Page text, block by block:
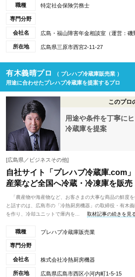
職種 特定社会保険労務士
専門分野
会社名 広島・福山障害年金相談室（運営：磯
所在地 広島県三原市西宮2-11-27
有木義晴プロ
（ プレハブ冷蔵庫販売業 ）
用途に合わせたプレハブ冷蔵庫を提案するプロ
このプロ
用途や条件を丁寧に
冷蔵庫を提案
[広島県／ビジネスその他]
自社サイト「プレハブ冷蔵庫.com
産業など全国へ冷蔵・冷凍庫を販売
「農産物や海産物など、お客さまの大事な商品の鮮度を
と話すのは、広島市の「冷熱厨房機器」の取締役・有木
を作り、冷却ユニットで庫内を...
取材記事の続きを見
職種 プレハブ冷蔵庫販売業
専門分野
会社名 株式会社冷熱厨房機器
所在地 広島県広島市西区小河内町1-5-15